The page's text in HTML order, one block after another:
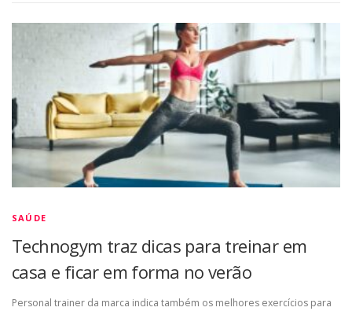
SAÚDE
Technogym traz dicas para treinar em
casa e ficar em forma no verão
Personal trainer da marca indica também os melhores exercícios para